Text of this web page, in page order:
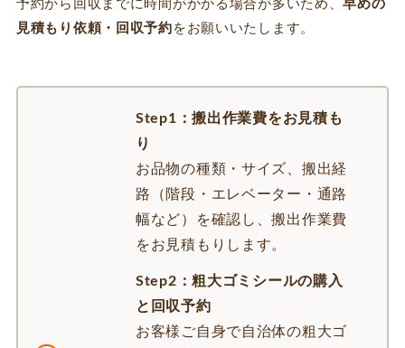
予約から回収までに時間がかかる場合が多いため、早めの
見積もり依頼・回収予約 をお願いいたします。
Step1：搬出作業費をお見積も
り
お品物の種類・サイズ、搬出経
路（階段・エレベーター・通路
幅など）を確認し、搬出作業費
をお見積もりします。
Step2：粗大ゴミシールの購入
と回収予約
お客様ご自身で自治体の粗大ゴ